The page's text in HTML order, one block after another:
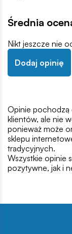
Średnia
Nikt jeszcze nie
Dodaj opinię
Opinie pochodzą
klientów, ale nie
ponieważ może
sklepu
tradycyjnych.
Wszystkie opinie
pozytywne, jak i